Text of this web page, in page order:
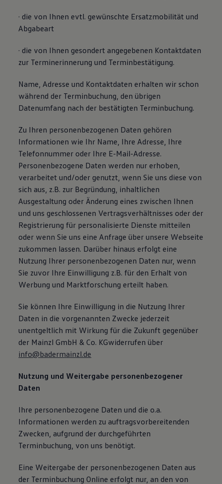
· die von Ihnen evtl. gewünschte Ersatzmobilität und
Abgabeart
· die von Ihnen gesondert angegebenen Kontaktdaten
zur Terminerinnerung und Terminbestätigung.
Name, Adresse und Kontaktdaten erhalten wir schon
während der Terminbuchung, den übrigen
Datenumfang nach der bestätigten Terminbuchung.
Zu Ihren personenbezogenen Daten gehören
Informationen wie Ihr Name, Ihre Adresse, Ihre
Telefonnummer oder Ihre E-Mail-Adresse.
Personenbezogene Daten werden nur erhoben,
verarbeitet und/oder genutzt, wenn Sie uns diese von
sich aus, z.B. zur Begründung, inhaltlichen
Ausgestaltung oder Änderung eines zwischen Ihnen
und uns geschlossenen Vertragsverhältnisses oder der
Registrierung für personalisierte Dienste mitteilen
oder wenn Sie uns eine Anfrage über unsere Webseite
zukommen lassen. Darüber hinaus erfolgt eine
Nutzung Ihrer personenbezogenen Daten nur, wenn
Sie zuvor Ihre Einwilligung z.B. für den Erhalt von
Werbung und Marktforschung erteilt haben.
Sie können Ihre Einwilligung in die Nutzung Ihrer
Daten in die vorgenannten Zwecke jederzeit
unentgeltlich mit Wirkung für die Zukunft gegenüber
der Mainzl GmbH & Co. KGwiderrufen über
info@badermainzl.de
Nutzung und Weitergabe personenbezogener
Daten
Ihre personenbezogene Daten und die o.a.
Informationen werden zu auftragsvorbereitenden
Zwecken, aufgrund der durchgeführten
Terminbuchung, von uns benötigt.
Eine Weitergabe der personenbezogenen Daten aus
der Terminbuchung Online erfolgt nur, an den von